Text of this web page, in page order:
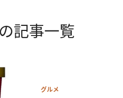
記事一覧
グルメ